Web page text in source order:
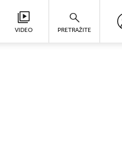
VIDEO PRETRAŽITE